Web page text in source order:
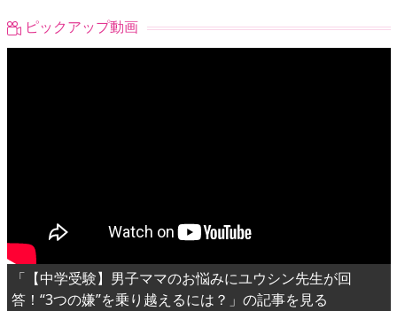
ピックアップ動画
「【中学受験】男子ママのお悩みにユウシン先生が回
答！“3つの嫌”を乗り越えるには？」の記事を見る